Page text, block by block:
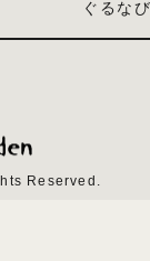
ぐるな
Reserved.